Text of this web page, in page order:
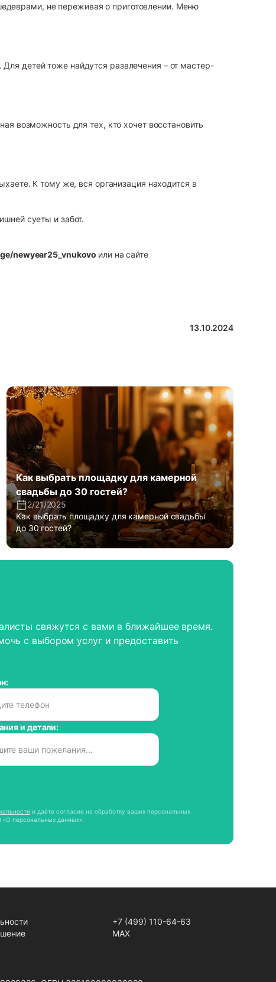
не переживая о приготовлении. Меню
детей тоже найдутся развлечения – от мастер-
возможность для тех, кто хочет восстановить
К тому же, вся организация находится в
суеты и забот.
newyear25_vnukovo или на сайте
13.10.2024
Как выбрать площадку для камерной
свадьбы до 30 гостей?
2/21/2025
Как выбрать площадку для камерной свадьбы
до 30 гостей?
свяжутся с вами в ближайшее время.
с выбором услуг и предоставить
и детали:
и даёте согласие на обработку ваших персональных
персональных данных».
+7 (499) 110-64-63
MAX